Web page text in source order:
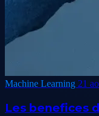
Machine Learning 21
Les benefices